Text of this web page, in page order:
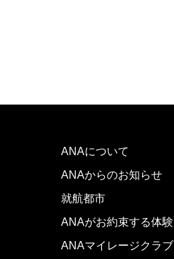
ANAについて
ANAからのお知らせ
就航都市
ANAがお約束する体験
ANAマイレージクラブ